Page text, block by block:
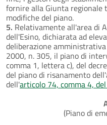
fornire alla Giunta
modifiche del piano.
5. Relativamente all'area di
dell'Esino, dichiarata ad
deliberazione
2000, n. 305, il piano di
comma 1, lettera c), del
del piano di risanamento
dell'articolo 74, comma 4,
(Piano di